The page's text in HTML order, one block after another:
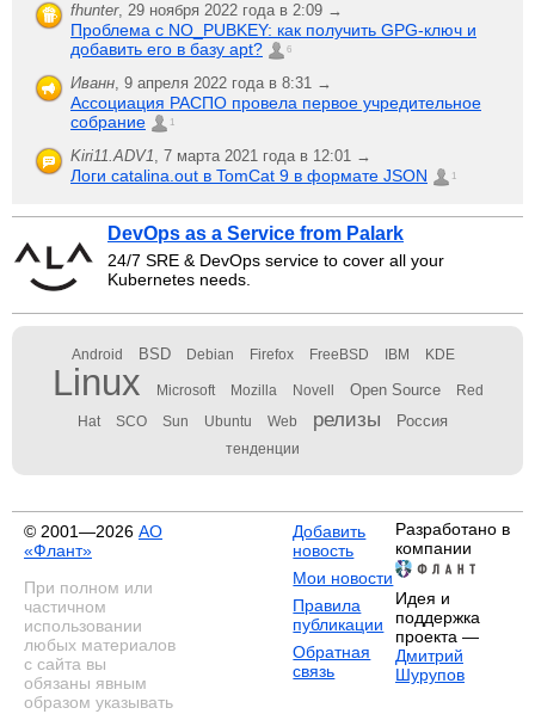
fhunter, 29 ноября 2022 года в 2:09 →
Проблема с NO_PUBKEY: как получить GPG-ключ и
добавить его в базу apt?
6
Иванн, 9 апреля 2022 года в 8:31 →
Ассоциация РАСПО провела первое учредительное
собрание
1
Kiri11.ADV1, 7 марта 2021 года в 12:01 →
Логи catalina.out в TomCat 9 в формате JSON 1
DevOps as a Service from Palark
24/7 SRE & DevOps service to cover all your
Kubernetes needs.
Android BSD Debian Firefox FreeBSD IBM KDE
Linux Microsoft Mozilla Novell Open Source Red
Hat SCO Sun Ubuntu Web релизы Россия
тенденции
© 2001—2026 АО
«Флант»
При полном или
частичном
использовании
любых материалов
с сайта вы
обязаны явным
образом указывать
Добавить
новость
Мои новости
Правила
публикации
Обратная
связь
Разработано в
компании
Идея и
поддержка
проекта —
Дмитрий
Шурупов